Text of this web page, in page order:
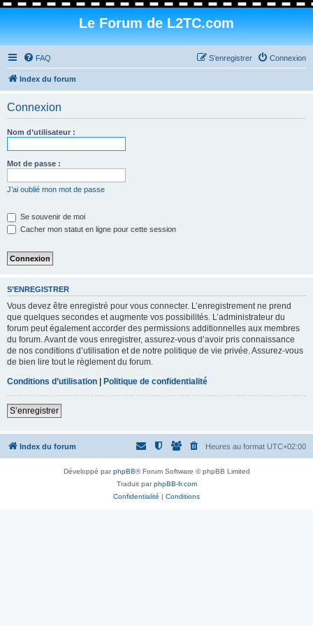
Le Forum de L2TC.com
FAQ Connexion
S’enregistrer
Index du forum
Connexion
Nom d’utilisateur :
Mot de passe :
J’ai oublié mon mot de passe
Se souvenir de moi
Cacher mon statut en ligne pour cette session
S’ENREGISTRER
Vous devez être enregistré pour vous connecter. L’enregistrement ne prend
que quelques secondes et augmente vos possibilités. L’administrateur du
forum peut également accorder des permissions additionnelles aux membres
du forum. Avant de vous enregistrer, assurez-vous d’avoir pris connaissance
de nos conditions d’utilisation et de notre politique de vie privée. Assurez-vous
de bien lire tout le règlement du forum.
Conditions d’utilisation | Politique de confidentialité
S’enregistrer
Index du forum Heures au format UTC+02:00
Développé parphpBB® Forum Software © phpBB Limited
Traduit parphpBB-fr.com
Confidentialité | Conditions